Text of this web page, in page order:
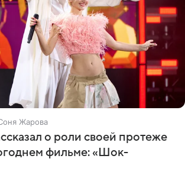
Жарова
о роли своей протеже
фильме: «Шок-